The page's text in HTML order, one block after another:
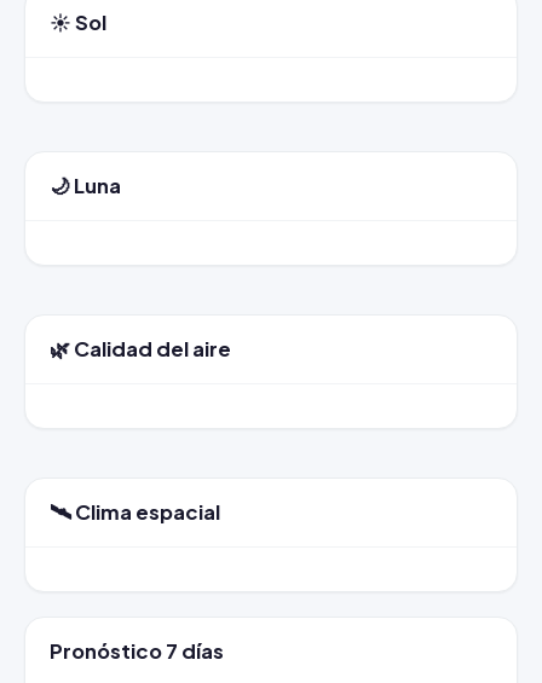
☀️ Sol
🌙 Luna
🌿 Calidad del aire
🛰️ Clima espacial
Pronóstico 7 días